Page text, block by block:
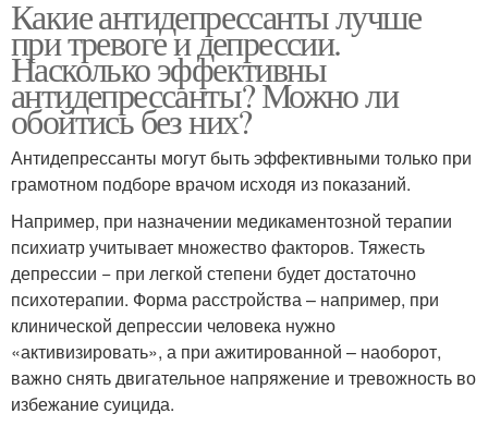
Какие антидепрессанты лучше
при тревоге и депрессии.
Насколько эффективны
антидепрессанты? Можно ли
обойтись без них?
Антидепрессанты могут быть эффективными только при
грамотном подборе врачом исходя из показаний.
Например, при назначении медикаментозной терапии
психиатр учитывает множество факторов. Тяжесть
депрессии − при легкой степени будет достаточно
психотерапии. Форма расстройства – например, при
клинической депрессии человека нужно
«активизировать», а при ажитированной – наоборот,
важно снять двигательное напряжение и тревожность во
избежание суицида.